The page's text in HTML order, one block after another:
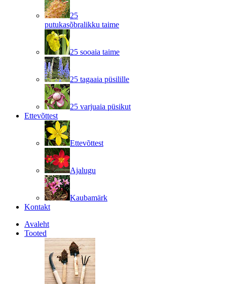
25
putukasõbralikku taime
25 sooaia taime
25 tagaaia püsilille
25 varjuaia püsikut
Ettevõttest
Ettevõttest
Ajalugu
Kaubamärk
Kontakt
Avaleht
Tooted